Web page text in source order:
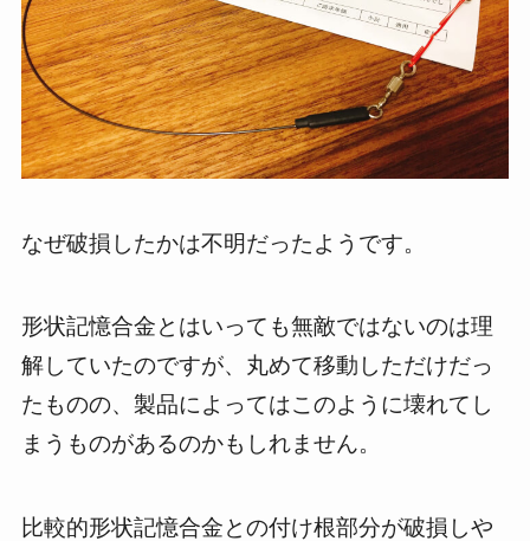
なぜ破損したかは不明だったようです。
形状記憶合金とはいっても無敵ではないのは理
解していたのですが、丸めて移動しただけだっ
たものの、製品によってはこのように壊れてし
まうものがあるのかもしれません。
比較的形状記憶合金との付け根部分が破損しや